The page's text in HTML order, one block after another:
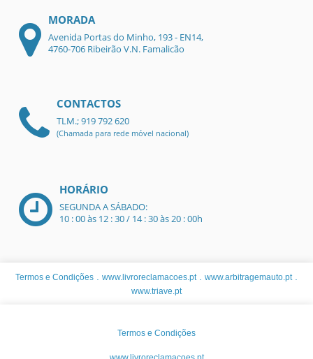
MORADA
Avenida Portas do Minho, 193 - EN14,
4760-706 Ribeirão V.N. Famalicão
CONTACTOS
TLM.; 919 792 620
(Chamada para rede móvel nacional)
HORÁRIO
SEGUNDA A SÁBADO:
10 : 00 às 12 : 30 / 14 : 30 às 20 : 00h
Termos e Condições www.livroreclamacoes.pt www.arbitragemauto.pt
www.triave.pt
Termos e Condições